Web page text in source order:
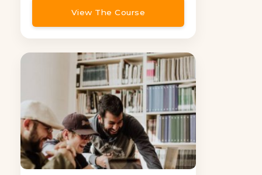
View The Course